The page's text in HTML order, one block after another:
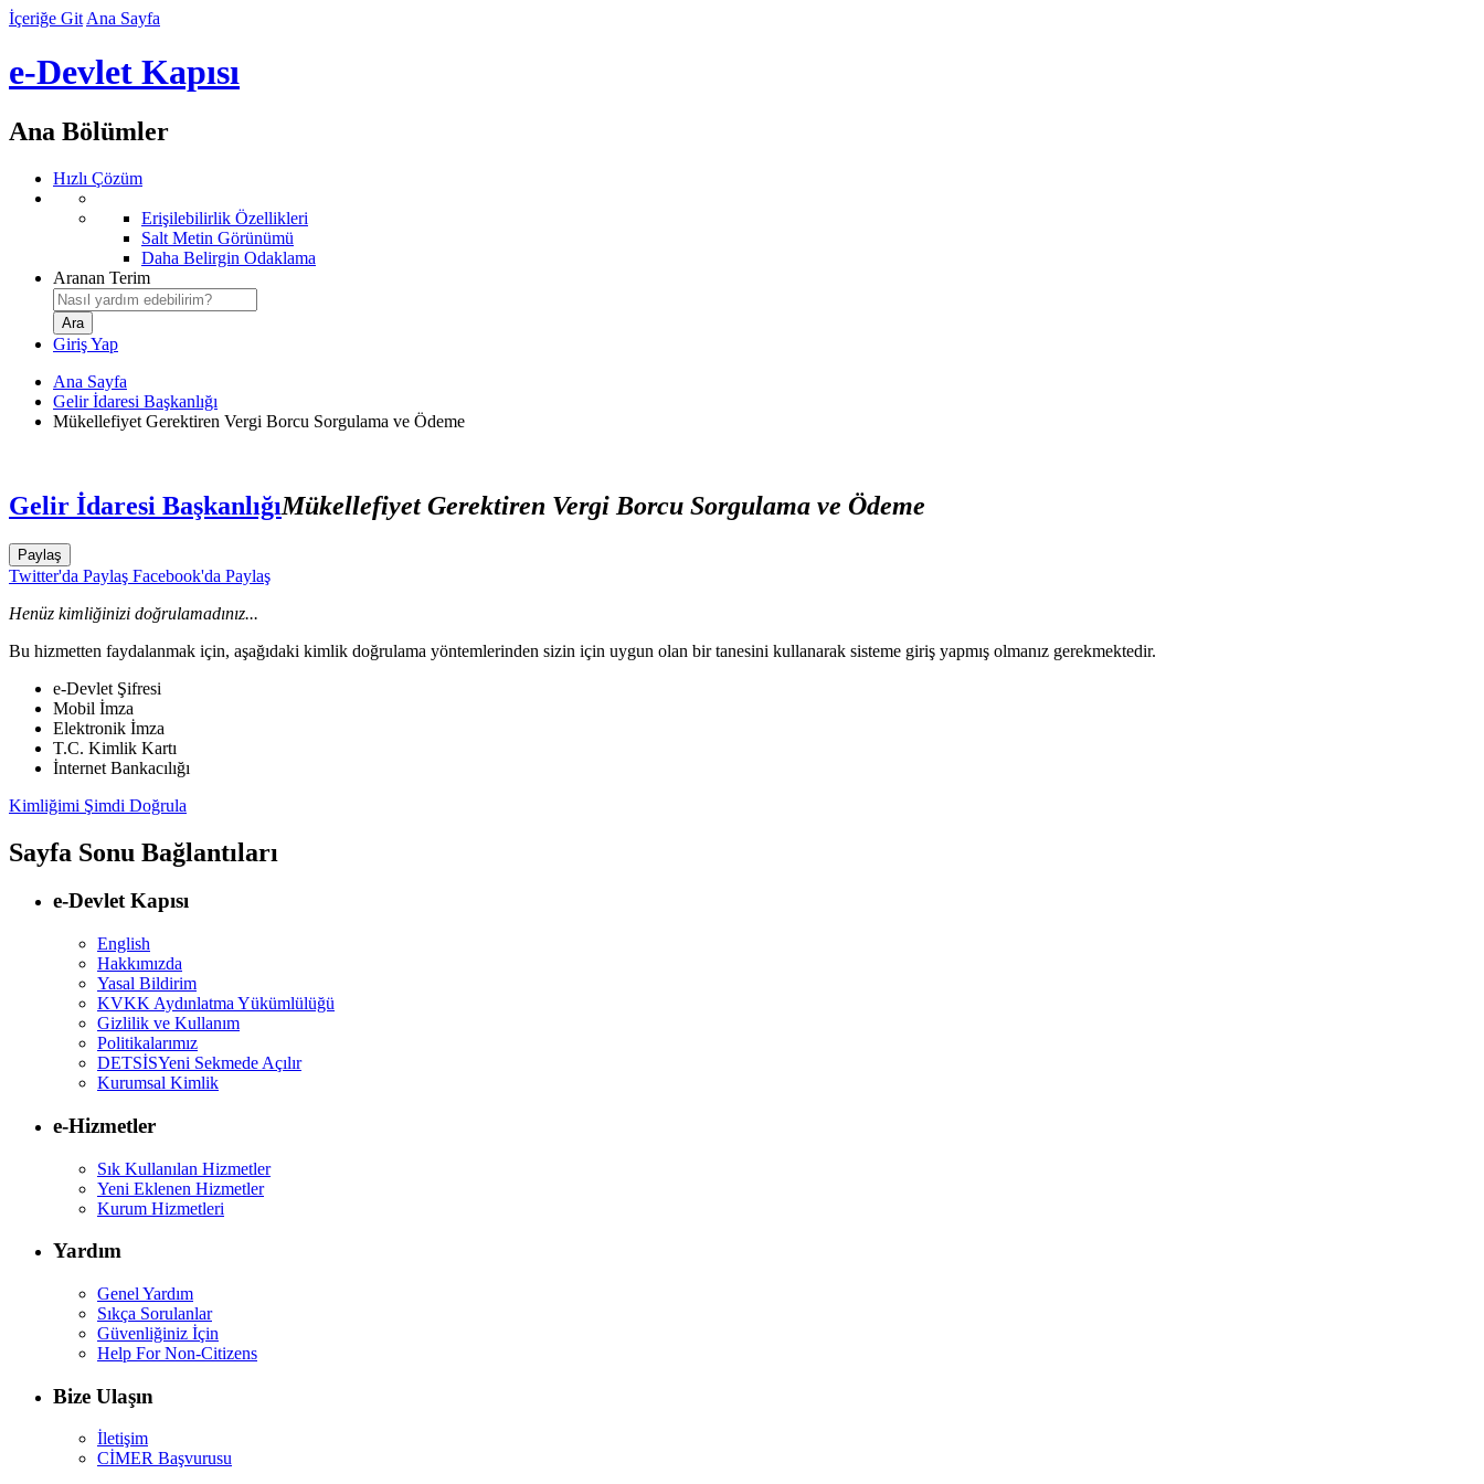
İçeriğe Git Ana Sayfa
e-Devlet Kapısı
Ana Bölümler
Hızlı Çözüm
Erişilebilirlik Özellikleri
Salt Metin Görünümü
Daha Belirgin Odaklama
Aranan Terim
Giriş Yap
Ana Sayfa
Gelir İdaresi Başkanlığı
Mükellefiyet Gerektiren Vergi Borcu Sorgulama ve Ödeme
Gelir İdaresi BaşkanlığıMükellefiyet Gerektiren Vergi Borcu Sorgulama ve Ödeme
Paylaş
Twitter'da Paylaş Facebook'da Paylaş
Henüz kimliğinizi doğrulamadınız...
Bu hizmetten faydalanmak için, aşağıdaki kimlik doğrulama yöntemlerinden sizin için uygun olan bir tanesini kullanarak sisteme giriş yapmış olmanız gerekmektedir.
e-Devlet Şifresi
Mobil İmza
Elektronik İmza
T.C. Kimlik Kartı
İnternet Bankacılığı
Kimliğimi Şimdi Doğrula
Sayfa Sonu Bağlantıları
e-Devlet Kapısı
English
Hakkımızda
Yasal Bildirim
KVKK Aydınlatma Yükümlülüğü
Gizlilik ve Kullanım
Politikalarımız
DETSİSYeni Sekmede Açılır
Kurumsal Kimlik
e-Hizmetler
Sık Kullanılan Hizmetler
Yeni Eklenen Hizmetler
Kurum Hizmetleri
Yardım
Genel Yardım
Sıkça Sorulanlar
Güvenliğiniz İçin
Help For Non-Citizens
Bize Ulaşın
İletişim
CİMER Başvurusu